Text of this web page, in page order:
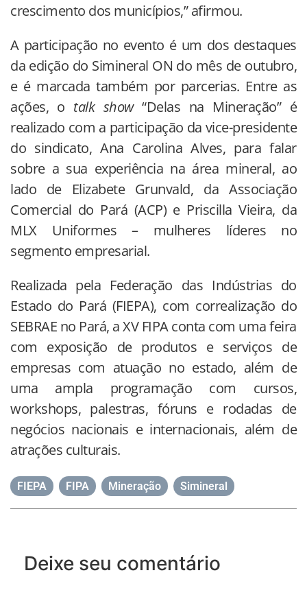
crescimento dos municípios,” afirmou.
A participação no evento é um dos destaques
da edição do Simineral ON do mês de outubro,
e é marcada também por parcerias. Entre as
ações, o talk show“Delas na Mineração” é
realizado com a participação da vice-presidente
do sindicato, Ana Carolina Alves, para falar
sobre a sua experiência na área mineral, ao
lado de Elizabete Grunvald, da Associação
Comercial do Pará (ACP) e Priscilla Vieira, da
MLX Uniformes – mulheres líderes no
segmento empresarial.
Realizada pela Federação das Indústrias do
Estado do Pará (FIEPA), com correalização do
SEBRAE no Pará, a XV FIPA conta com uma feira
com exposição de produtos e serviços de
empresas com atuação no estado, além de
uma ampla programação com cursos,
workshops, palestras, fóruns e rodadas de
negócios nacionais e internacionais, além de
atrações culturais.
FIEPA FIPA Mineração Simineral
Deixe seu comentário